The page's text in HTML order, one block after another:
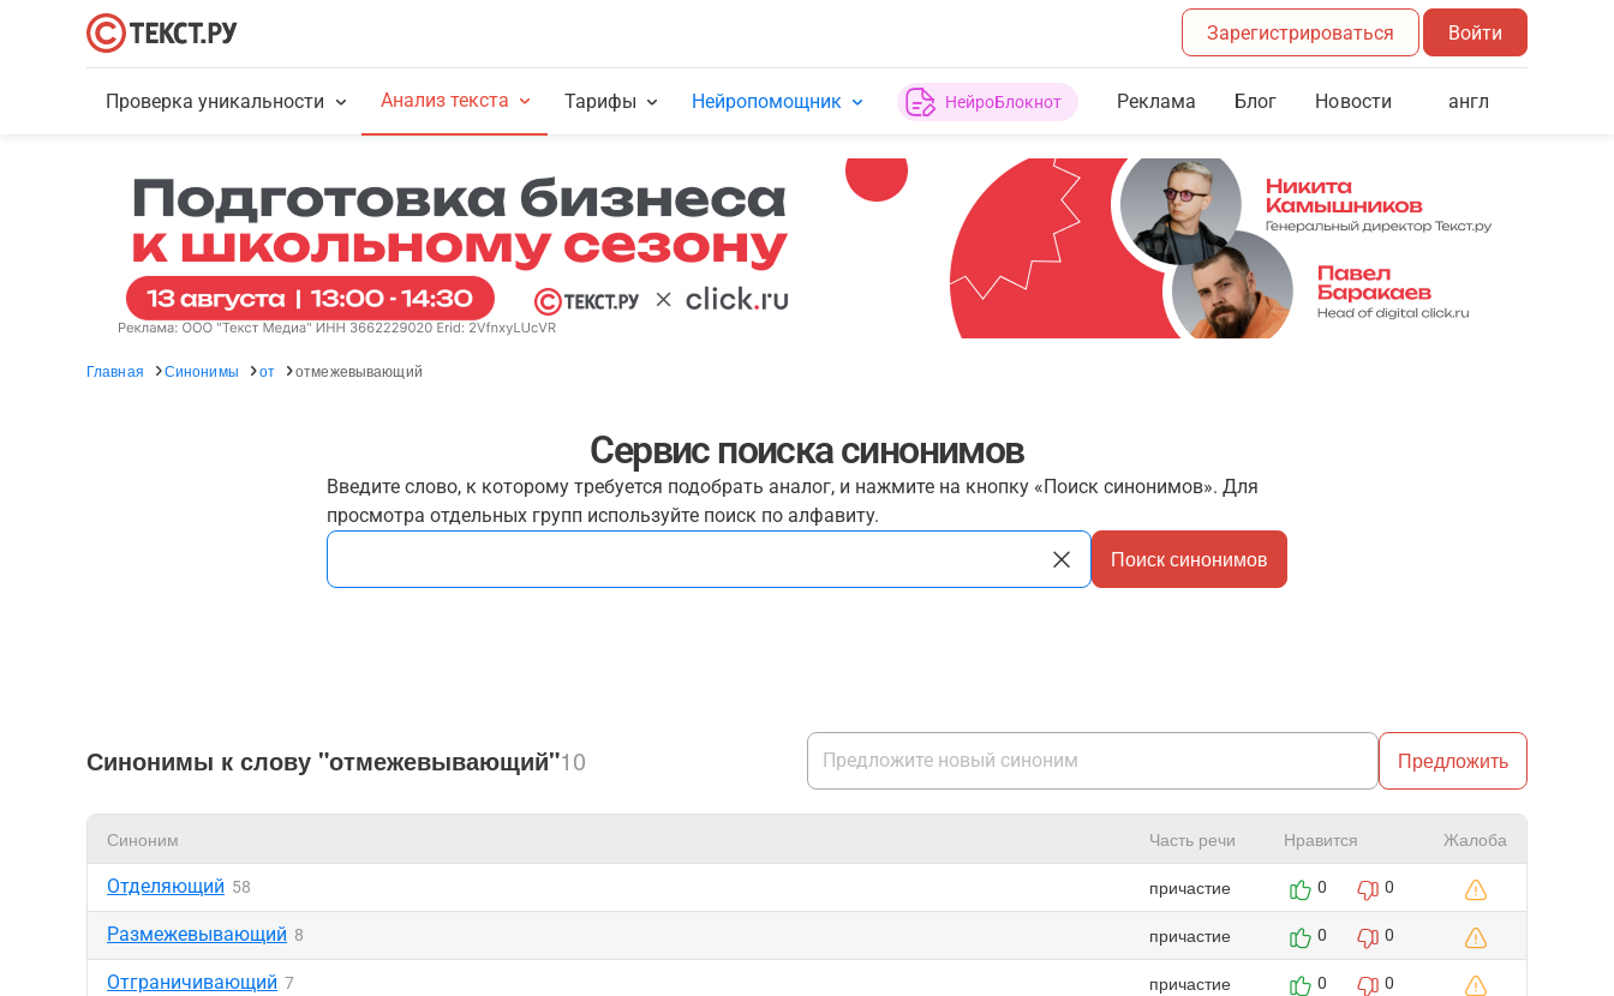
Зарегистрироваться Войти
Проверка уникальности Анализ текста Тарифы Нейропомощник НейроБлокнот Реклама Блог Новости англ
Главная Синонимы от отмежевывающий
Сервис поиска синонимов
Введите слово, к которому требуется подобрать аналог, и нажмите на кнопку «Поиск синонимов». Для
просмотра отдельных групп используйте поиск по алфавиту.
Поиск синонимов
Синонимы к слову "отмежевывающий"10 Предложить
Синоним Часть речи Нравится Жалоба
Отделяющий 58 причастие 0 0
Размежевывающий 8 причастие 0 0
Отграничивающий 7 причастие 0 0